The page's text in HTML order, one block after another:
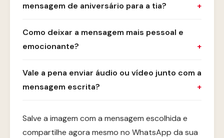
mensagem de aniversário para a tia?
Como deixar a mensagem mais pessoal e
emocionante?
Vale a pena enviar áudio ou vídeo junto com a
mensagem escrita?
Salve a imagem com a mensagem escolhida e
compartilhe agora mesmo no WhatsApp da sua